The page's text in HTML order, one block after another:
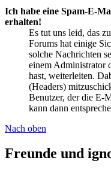
Ich habe eine Spam-E-
erhalten!
Es tut uns leid, das
Forums hat einige
solche Nachrichten
einem Administrator
hast, weiterleiten.
(Headers)
Benutzer, der die E-
kann dann
Nach oben
Freunde und